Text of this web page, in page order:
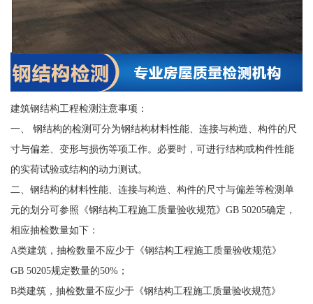
建筑钢结构工程检测注意事项：
一、 钢结构的检测可分为钢结构材料性能、连接与构造、构件的尺
寸与偏差、变形与损伤等项工作。必要时，可进行结构或构件性能
的实荷试验或结构的动力测试。
二、钢结构的材料性能、连接与构造、构件的尺寸与偏差等检测单
元的划分可参照《钢结构工程施工质量验收规范》GB 50205确定，
相应抽检数量如下：
A类建筑，抽检数量不应少于《钢结构工程施工质量验收规范》
GB 50205规定数量的50%；
B类建筑，抽检数量不应少于《钢结构工程施工质量验收规范》